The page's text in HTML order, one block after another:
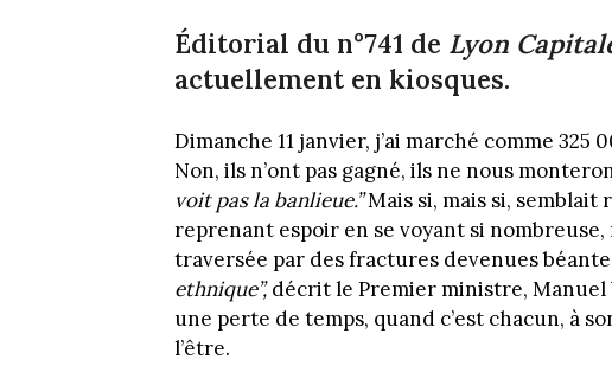
Éditorial du n°741 de Lyon
actuellement en kiosques.
Dimanche 11 janvier, j’ai marché comme
Non, ils n’ont pas gagné, ils ne nous
voit pas la banlieue.”Mais si, mais si,
reprenant espoir en se voyant si
traversée par des fractures devenues
ethnique”,décrit le Premier ministre, Manuel
une perte de temps, quand c’est chacun, à
l’être.